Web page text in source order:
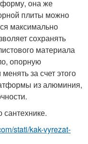
она же
плиты можно
максимально
сохранять
материала
опорную
за счет этого
из алюминия,
stati/kak-vyrezat-